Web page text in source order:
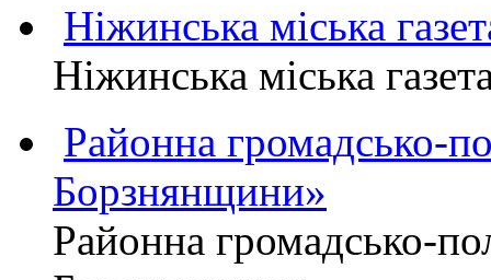
Ніжинська міська
Ніжинська міська
Районна громадсько-
Борзнянщини»
Районна громадсько-